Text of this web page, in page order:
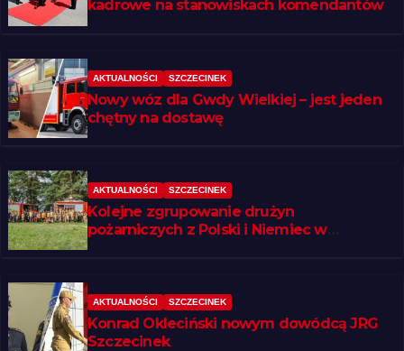
kadrowe na stanowiskach komendantów
AKTUALNOŚCI SZCZECINEK
Nowy wóz dla Gwdy Wielkiej – jest jeden
chętny na dostawę
AKTUALNOŚCI SZCZECINEK
Kolejne zgrupowanie drużyn
pożarniczych z Polski i Niemiec w
AKTUALNOŚCI SZCZECINEK
Konrad Okleciński nowym dowódcą JRG
Szczecinek